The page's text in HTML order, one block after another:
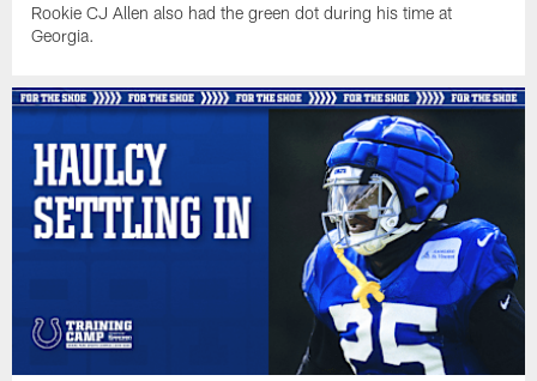
Rookie CJ Allen also had the green dot during his time at
Georgia.